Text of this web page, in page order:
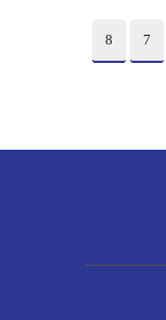
7
8